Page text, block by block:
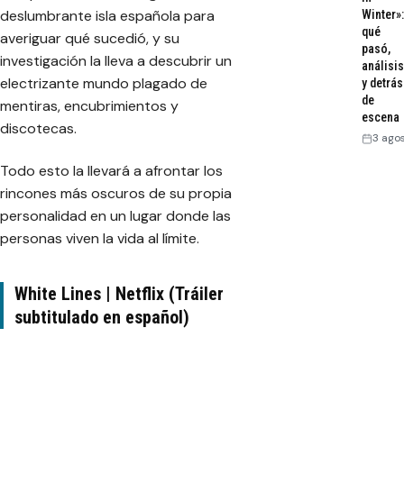
deslumbrante isla española para
averiguar qué sucedió, y su
investigación la lleva a descubrir un
electrizante mundo plagado de
mentiras, encubrimientos y
discotecas.
Todo esto la llevará a afrontar los
rincones más oscuros de su propia
personalidad en un lugar donde las
personas viven la vida al límite.
White Lines | Netflix (Tráiler
subtitulado en español)
Winter»:
qué
pasó,
análisis
y detrás
de
escena
3